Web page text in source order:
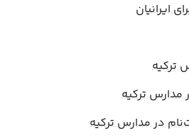
ایرانیان
ترکیه
مدارس ترکیه
در مدارس ترکیه